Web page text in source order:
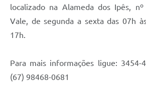
localizado na Alameda dos Ipês,
Vale, de segunda a sexta das 07h
17h.
Para mais informações ligue: 3454-
(67) 98468-0681